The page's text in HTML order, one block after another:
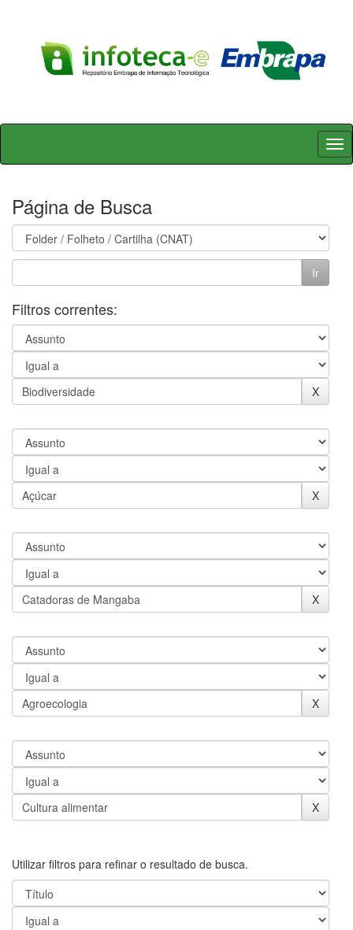
Skip
Página de Busca
Filtros correntes:
Utilizar filtros para refinar o resultado de busca.